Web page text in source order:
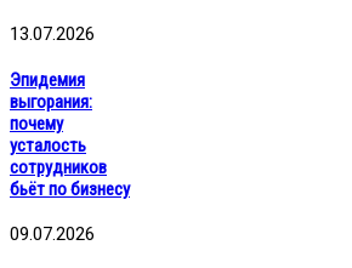
13.07.2026
Эпидемия
выгорания:
почему
усталость
сотрудников
бьёт по бизнесу
09.07.2026